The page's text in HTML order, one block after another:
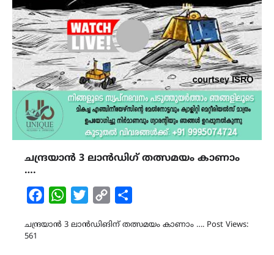
ചന്ദ്രയാന്‍ 3 ലാന്‍ഡിഗ് തത്സമയം കാണാം
….
FacebookWhatsAppTwitterCopy
ചന്ദ്രയാന്‍ 3 ലാന്‍ഡിങിന് തത്സമയം കാണാം …. Post Views:
561